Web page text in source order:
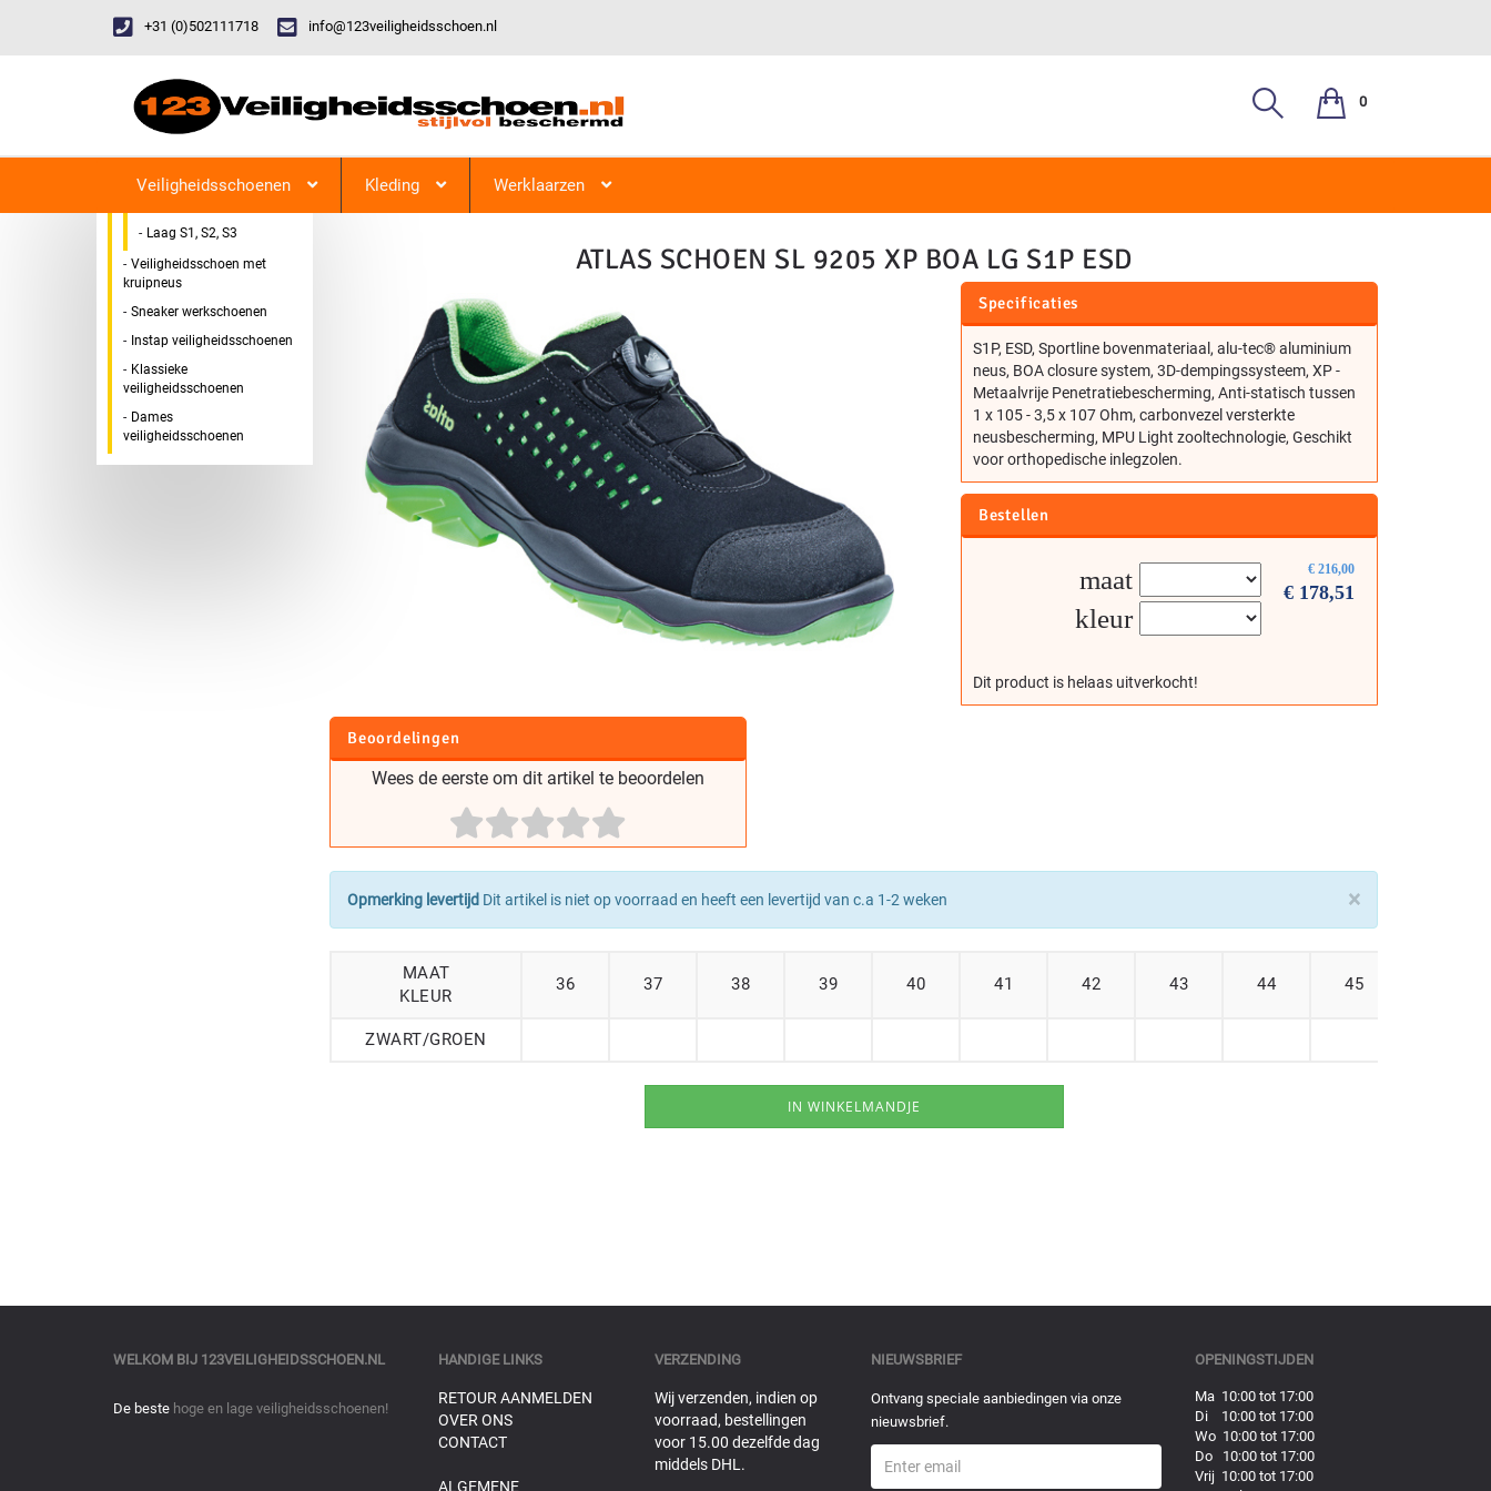
+31 (0)502111718 info@123veiligheidsschoen.nl
0
Veiligheidsschoenen Kleding Werklaarzen
123Veiligheidsschoen Veiligheidsschoen Hoog & Laag Veiligheidsschoenen Laag S1, S2, S3
ATLAS SCHOEN SL 9205 XP BOA LG S1P ESD
Specificaties
S1P, ESD, Sportline bovenmateriaal, alu-tec® aluminium
neus, BOA closure system, 3D-dempingssysteem, XP -
Metaalvrije Penetratiebescherming, Anti-statisch tussen
1 x 105 - 3,5 x 107 Ohm, carbonvezel versterkte
neusbescherming, MPU Light zooltechnologie, Geschikt
voor orthopedische inlegzolen.
Bestellen
€ 216,00
€ 178,51
maat
kleur
Dit product is helaas uitverkocht!
Beoordelingen
Wees de eerste om dit artikel te beoordelen
×
Opmerking levertijd Dit artikel is niet op voorraad en heeft een levertijd van c.a 1-2 weken
MAAT
KLEUR
36 37 38 39 40 41 42 43 44 45
ZWART/GROEN
Categorieen
Veiligheidsschoen Hoog &
Laag
Laag S1, S2, S3
Veiligheidsschoen met
kruipneus
Sneaker werkschoenen
Instap veiligheidsschoenen
Klassieke
veiligheidsschoenen
Dames
veiligheidsschoenen
WELKOM BIJ 123VEILIGHEIDSSCHOEN.NL
De beste hoge en lage veiligheidsschoenen!
HANDIGE LINKS
RETOUR AANMELDEN
OVER ONS
CONTACT
ALGEMENE
VERZENDING
Wij verzenden, indien op
voorraad, bestellingen
voor 15.00 dezelfde dag
middels DHL.
NIEUWSBRIEF
Ontvang speciale aanbiedingen via onze
nieuwsbrief.
OPENINGSTIJDEN
Ma 10:00 tot 17:00
Di 10:00 tot 17:00
Wo 10:00 tot 17:00
Do 10:00 tot 17:00
Vrij 10:00 tot 17:00